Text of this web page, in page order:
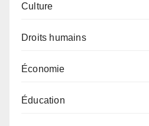
Culture
Droits humains
Économie
Éducation